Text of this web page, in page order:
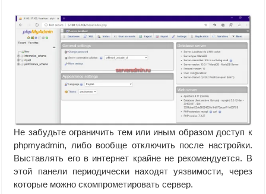
Не забудьте ограничить тем или иным образом доступ к
phpmyadmin, либо вообще отключить после настройки.
Выставлять его в интернет крайне не рекомендуется. В
этой панели периодически находят уязвимости, через
которые можно скомпрометировать сервер.